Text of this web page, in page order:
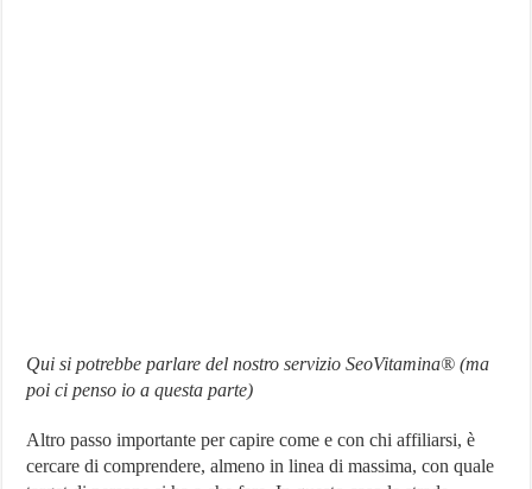
Qui si potrebbe parlare del nostro servizio SeoVitamina® (ma
poi ci penso io a questa parte)
Altro passo importante per capire come e con chi affiliarsi, è
cercare di comprendere, almeno in linea di massima, con quale